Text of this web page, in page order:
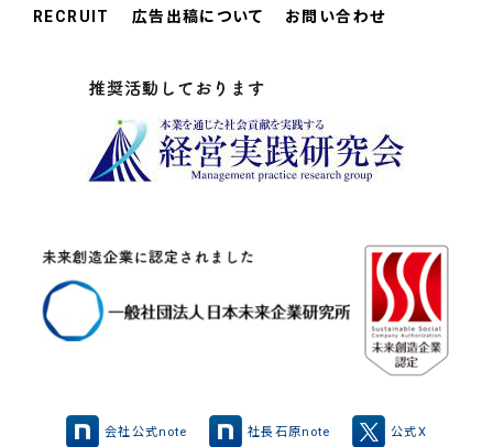
RECRUIT
広告出稿について お問い合わせ
会社公式note 社長石原note 公式X